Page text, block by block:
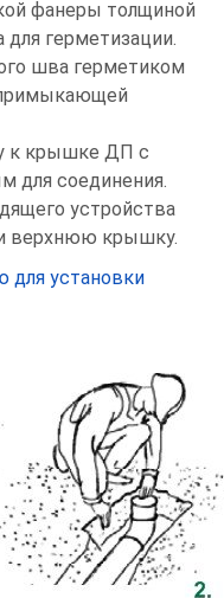
фанеры толщиной
герметизации.
шва герметиком
к крышке ДП с
для соединения.
устройства
верхнюю крышку.
для установки